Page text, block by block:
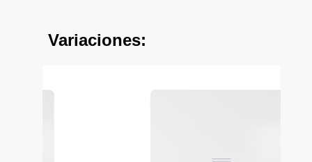
Variaciones: